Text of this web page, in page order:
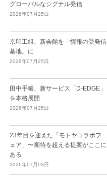
グローバルなシグナル発信
2026年07月25日
京印工組、新会館を「情報の受発信
基地」に
2026年07月25日
田中手帳、新サービス「D-EDGE」
を本格展開
2026年07月25日
23年目を迎えた「モトヤコラボフ
ェア」〜期待を超える提案がここに
ある
2026年07月03日